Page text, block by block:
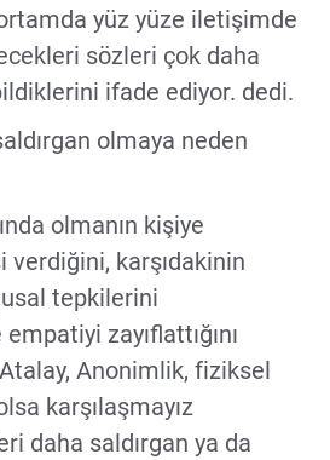
yüz yüze iletişimde
sözleri çok daha
ifade ediyor. dedi.
olmaya neden
olmanın kişiye
karşıdakinin
tepkilerini
zayıflattığını
Anonimlik, fiziksel
karşılaşmayız
daha saldırgan ya da